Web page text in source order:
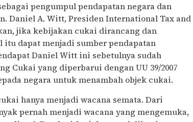
pengumpul pendapatan negara dan
Daniel A. Witt, Presiden International Tax and
jika kebijakan cukai dirancang dan
dapat menjadi sumber pendapatan
Daniel Witt ini sebetulnya sudah
Cukai yang diperbarui dengan UU 39/2007
negara untuk menambah objek cukai.
hanya menjadi wacana semata. Dari
pernah menjadi wacana yang mengemuka,